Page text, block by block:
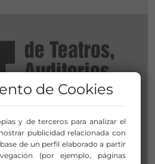
de Cookies
y de terceros para analizar el
publicidad relacionada con
de un perfil elaborado a partir
(por ejemplo, páginas